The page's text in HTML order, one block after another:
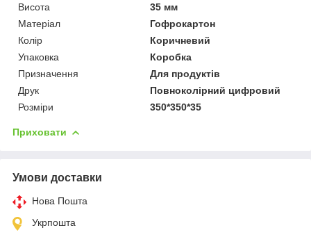
Висота
35 мм
Матеріал
Гофрокартон
Колір
Коричневий
Упаковка
Коробка
Призначення
Для продуктів
Друк
Повноколірний цифровий
Розміри
350*350*35
Приховати
Умови доставки
Нова Пошта
Укрпошта